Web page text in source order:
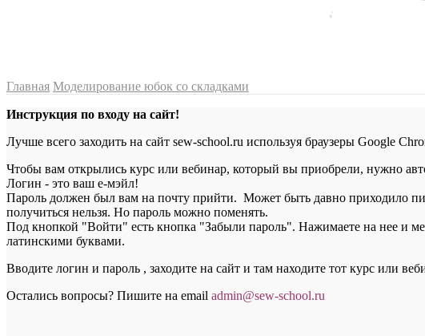
Главная Моделирование юбок со складками
Инструкция по входу на сайт!
Лучше всего заходить на сайт sew-school.ru используя браузеры Google
Чтобы вам открылись курс или вебинар, который вы приобрели, нужно
Логин - это ваш е-мэйл!
Пароль должен был вам на почту прийти. Может быть давно приходило
получиться нельзя. Но пароль можно поменять.
Под кнопкой "Войти" есть кнопка "Забыли пароль". Нажимаете на нее и
латинскими буквами.
Вводите логин и пароль , заходите на сайт и там находите тот курс или
Остались вопросы? Пишите на email admin@sew-school.ru